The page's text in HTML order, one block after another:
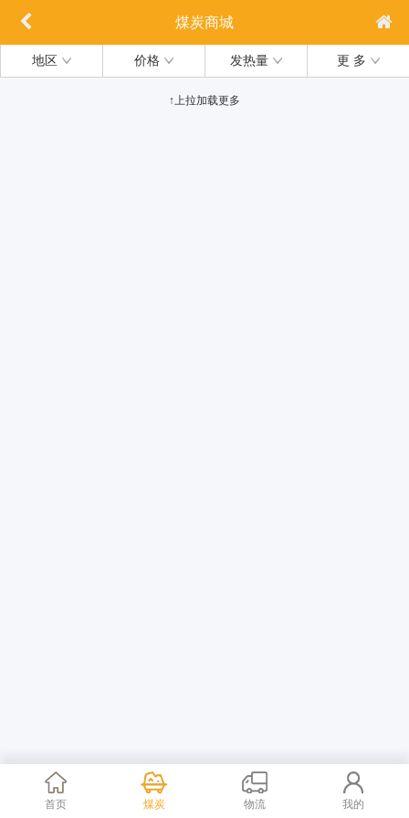
煤炭商城
地区 价格 发热量 更 多
↑上拉加载更多
首页 煤炭 物流 我的